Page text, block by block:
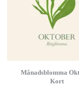
Månadsblomma
Kort